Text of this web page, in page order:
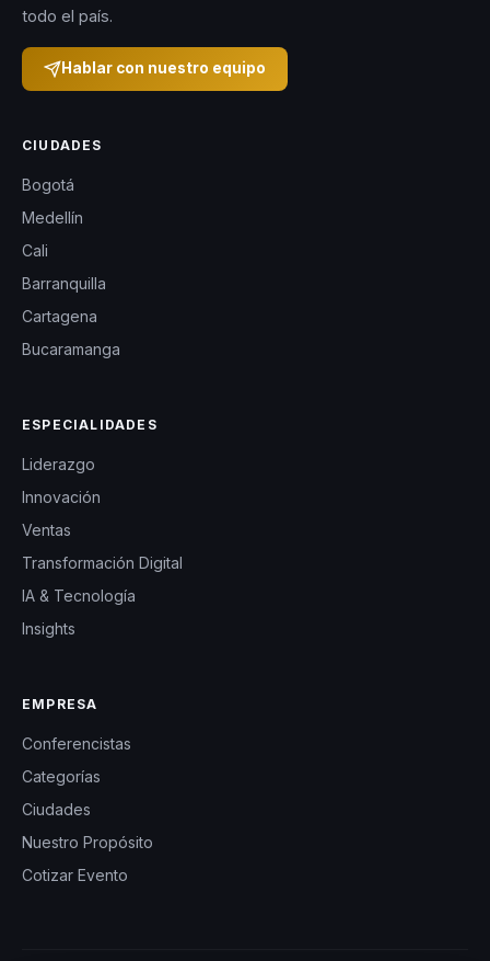
todo el país.
Hablar con nuestro equipo
CIUDADES
Bogotá
Medellín
Cali
Barranquilla
Cartagena
Bucaramanga
ESPECIALIDADES
Liderazgo
Innovación
Ventas
Transformación Digital
IA & Tecnología
Insights
EMPRESA
Conferencistas
Categorías
Ciudades
Nuestro Propósito
Cotizar Evento